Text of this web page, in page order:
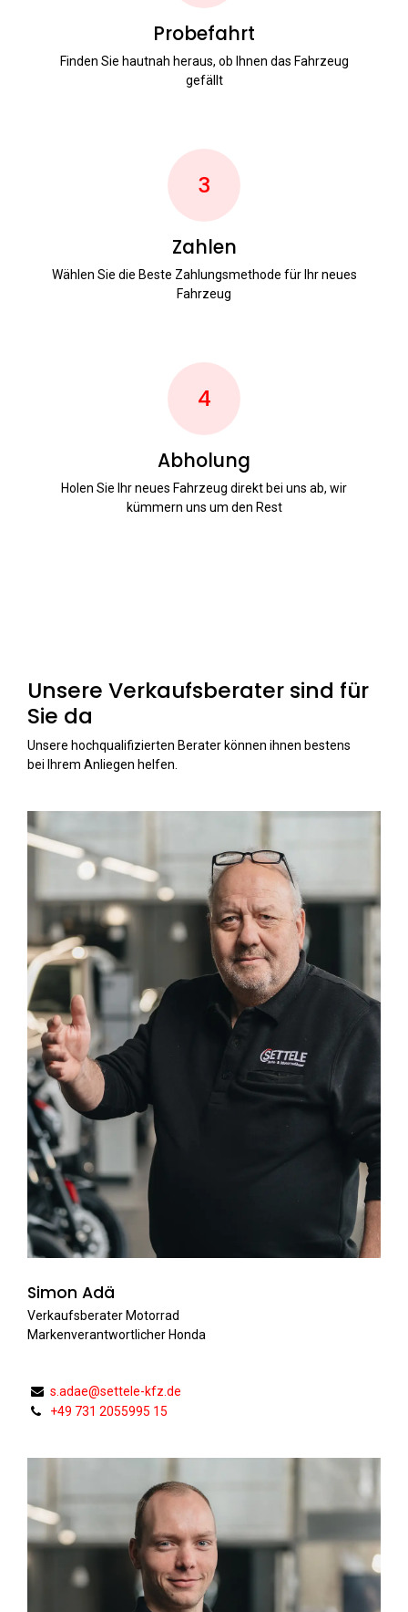
Probefahrt
Finden Sie hautnah heraus, ob Ihnen das Fahrzeug
gefällt
3
Zahlen
Wählen Sie die Beste Zahlungsmethode für Ihr neues
Fahrzeug
4
Abholung
Holen Sie Ihr neues Fahrzeug direkt bei uns ab, wir
kümmern uns um den Rest
Unsere Verkaufsberater sind für
Sie da
Unsere hochqualifizierten Berater können ihnen bestens
bei Ihrem Anliegen helfen.
Simon Adä
Verkaufsberater Motorrad
Markenverantwortlicher Honda
s.adae@settele-kfz.de
+49 731 2055995 15